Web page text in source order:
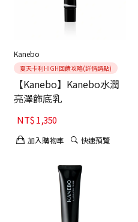
Kanebo
夏天卡利HIGH回饋攻略(詳情請點)
【Kanebo】Kanebo水潤
亮澤飾底乳
NT$1,350
加入購物車 快速預覽